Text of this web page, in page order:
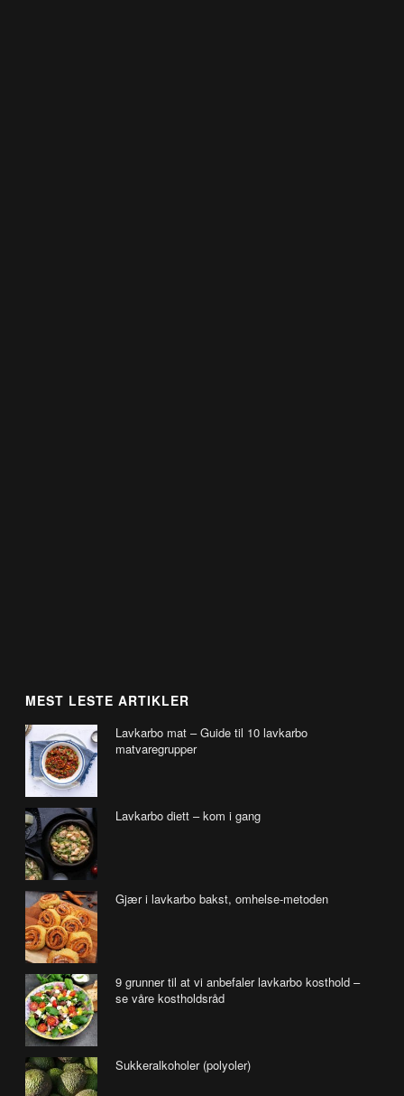
MEST LESTE ARTIKLER
Lavkarbo mat – Guide til 10 lavkarbo
matvaregrupper
Lavkarbo diett – kom i gang
Gjær i lavkarbo bakst, omhelse-metoden
9 grunner til at vi anbefaler lavkarbo kosthold –
se våre kostholdsråd
Sukkeralkoholer (polyoler)